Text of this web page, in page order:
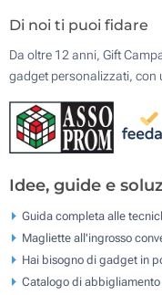
Di noi ti puoi fidare
Da oltre 12 anni, Gift
gadget personalizzati, con
Idee, guide e
Guida completa alle
Magliette all'ingrosso
Hai bisogno di gadget in
Catalogo di abbigliamento